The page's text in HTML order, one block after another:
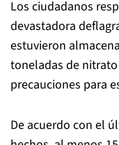
Los ciudadanos
devastadora
estuvieron
toneladas de
precauciones para
De acuerdo con el